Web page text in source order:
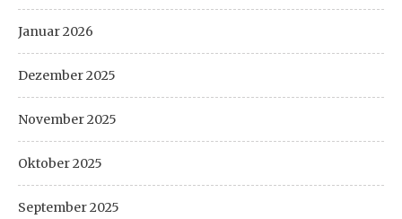
Januar 2026
Dezember 2025
November 2025
Oktober 2025
September 2025